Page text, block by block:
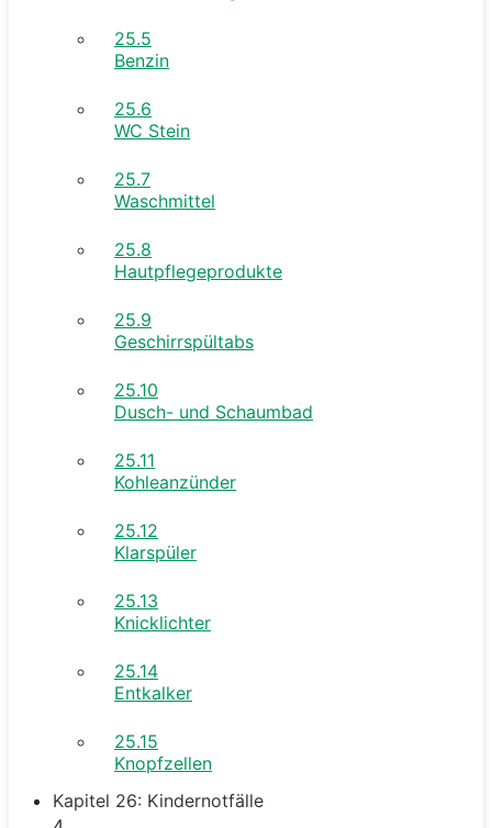
25.5
Benzin
25.6
WC Stein
25.7
Waschmittel
25.8
Hautpflegeprodukte
25.9
Geschirrspültabs
25.10
Dusch- und Schaumbad
25.11
Kohleanzünder
25.12
Klarspüler
25.13
Knicklichter
25.14
Entkalker
25.15
Knopfzellen
Kapitel 26: Kindernotfälle